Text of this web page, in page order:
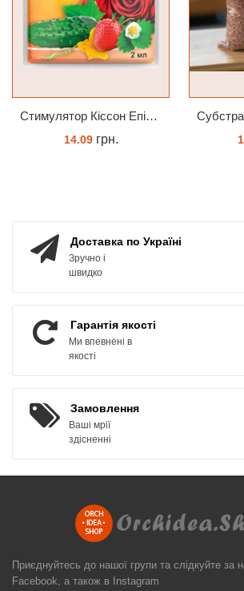
Cтимулятор Кіссон Епін +
14.09грн.
Доставка по Україні
Зручно і
швидко
Гарантія якості
Ми впевнені в
якості
Замовлення
Ваші мрії
здісненні
Приєднуйтесь до нашої групи та слідкуйте за
Facebook, а також в Instagram